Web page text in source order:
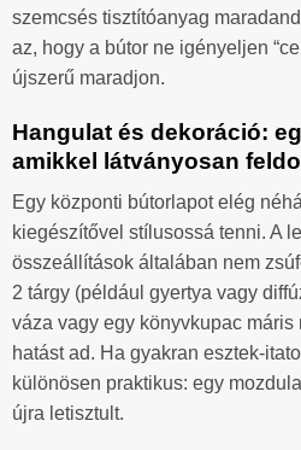
szemcsés tisztítóanyag
az, hogy a bútor ne igényeljen
újszerű maradjon.
Hangulat és dekoráció:
amikkel látványosan
Egy központi bútorlapot elég
kiegészítővel stílusossá tenni. A
összeállítások általában nem
2 tárgy (például gyertya vagy
váza vagy egy könyvkupac máris
hatást ad. Ha gyakran esztek-
különösen praktikus: egy
újra letisztult.